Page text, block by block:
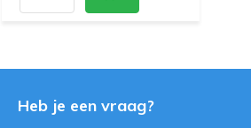
Heb je een vraag?